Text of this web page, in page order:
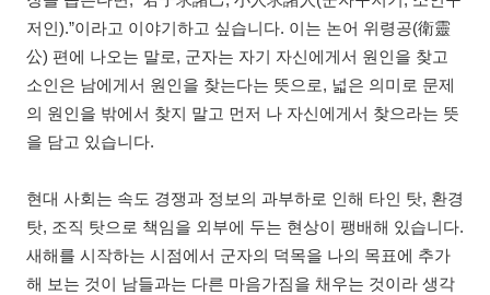
저인).”이라고 이야기하고 싶습니다. 이는 논어 위령공(衛靈
公) 편에 나오는 말로, 군자는 자기 자신에게서 원인을 찾고
소인은 남에게서 원인을 찾는다는 뜻으로, 넓은 의미로 문제
의 원인을 밖에서 찾지 말고 먼저 나 자신에게서 찾으라는 뜻
을 담고 있습니다.
현대 사회는 속도 경쟁과 정보의 과부하로 인해 타인 탓, 환경
탓, 조직 탓으로 책임을 외부에 두는 현상이 팽배해 있습니다.
새해를 시작하는 시점에서 군자의 덕목을 나의 목표에 추가
해 보는 것이 남들과는 다른 마음가짐을 채우는 것이라 생각